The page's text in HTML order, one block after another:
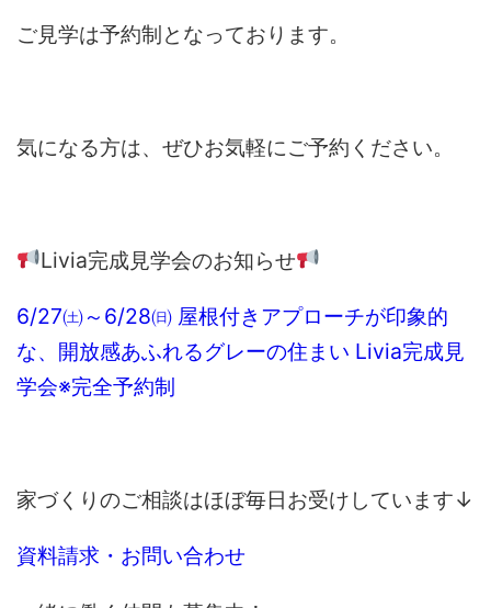
ご見学は予約制となっております。
気になる方は、ぜひお気軽にご予約ください。
Livia完成見学会のお知らせ
6/27㈯～6/28㈰ 屋根付きアプローチが印象的
な、開放感あふれるグレーの住まい Livia完成見
学会※完全予約制
家づくりのご相談はほぼ毎日お受けしています↓
資料請求・お問い合わせ